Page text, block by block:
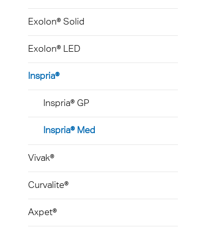
Exolon® Solid
Exolon® LED
Inspria®
Inspria® GP
Inspria® Med
Vivak®
Curvalite®
Axpet®